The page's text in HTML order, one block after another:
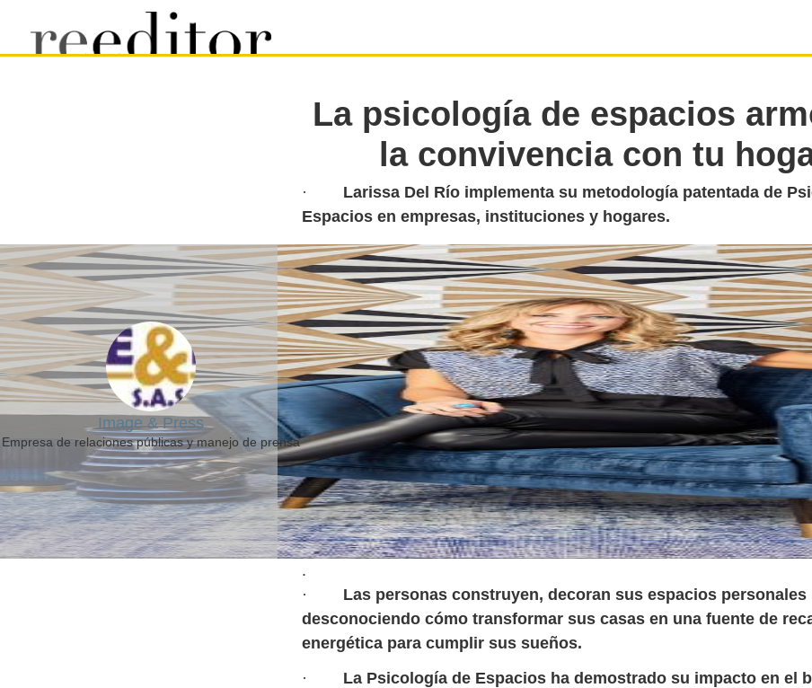
Image & Press
Empresa de relaciones públicas y manejo de prensa
La psicología de espacios
la convivencia con tu
· Larissa Del Río implementa su metodología patentada de
Espacios en empresas, instituciones y hogares.
.
· Las personas construyen, decoran sus espacios personales
desconociendo cómo transformar sus casas en una fuente de
energética para cumplir sus sueños.
· La Psicología de Espacios ha demostrado su impacto en el